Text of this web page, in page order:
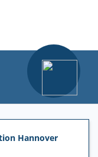
Hannover